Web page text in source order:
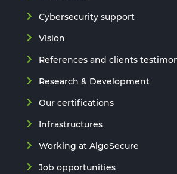
Cybersecurity support
Vision
References and clients
Research & Development
Our certifications
Infrastructures
Working at AlgoSecure
Job opportunities